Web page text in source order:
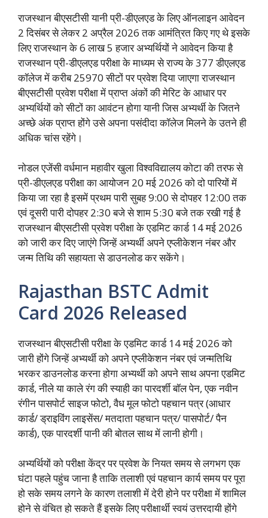
राजस्थान बीएसटीसी यानी प्री-डीएलएड के लिए ऑनलाइन आवेदन
2 दिसंबर से लेकर 2 अप्रैल 2026 तक आमंत्रित किए गए थे इसके
लिए राजस्थान के 6 लाख 5 हजार अभ्यर्थियों ने आवेदन किया है
राजस्थान प्री-डीएलएड परीक्षा के माध्यम से राज्य के 377 डीएलएड
कॉलेज में करीब 25970 सीटों पर प्रवेश दिया जाएगा राजस्थान
बीएसटीसी प्रवेश परीक्षा में प्राप्त अंकों की मेरिट के आधार पर
अभ्यर्थियों को सीटों का आवंटन होगा यानी जिस अभ्यर्थी के जितने
अच्छे अंक प्राप्त होंगे उसे अपना पसंदीदा कॉलेज मिलने के उतने ही
अधिक चांस रहेंगे।
नोडल एजेंसी वर्धमान महावीर खुला विश्वविद्यालय कोटा की तरफ से
प्री-डीएलएड परीक्षा का आयोजन 20 मई 2026 को दो पारियों में
किया जा रहा है इसमें प्रथम पारी सुबह 9:00 से दोपहर 12:00 तक
एवं दूसरी पारी दोपहर 2:30 बजे से शाम 5:30 बजे तक रखी गई है
राजस्थान बीएसटीसी प्रवेश परीक्षा के एडमिट कार्ड 14 मई 2026
को जारी कर दिए जाएंगे जिन्हें अभ्यर्थी अपने एप्लीकेशन नंबर और
जन्म तिथि की सहायता से डाउनलोड कर सकेंगे।
Rajasthan BSTC Admit
Card 2026 Released
राजस्थान बीएसटीसी परीक्षा के एडमिट कार्ड 14 मई 2026 को
जारी होंगे जिन्हें अभ्यर्थी को अपने एप्लीकेशन नंबर एवं जन्मतिथि
भरकर डाउनलोड करना होगा अभ्यर्थी को अपने साथ अपना एडमिट
कार्ड, नीले या काले रंग की स्याही का पारदर्शी बॉल पेन, एक नवीन
रंगीन पासपोर्ट साइज फोटो, वैध मूल फोटो पहचान पत्र (आधार
कार्ड/ ड्राइविंग लाइसेंस/ मतदाता पहचान पत्र/ पासपोर्ट/ पैन
कार्ड), एक पारदर्शी पानी की बोतल साथ में लानी होगी।
अभ्यर्थियों को परीक्षा केंद्र पर प्रवेश के नियत समय से लगभग एक
घंटा पहले पहुंच जाना है ताकि तलाशी एवं पहचान कार्य समय पर पूरा
हो सके समय लगने के कारण तलाशी में देरी होने पर परीक्षा में शामिल
होने से वंचित हो सकते हैं इसके लिए परीक्षार्थी स्वयं उत्तरदायी होंगे